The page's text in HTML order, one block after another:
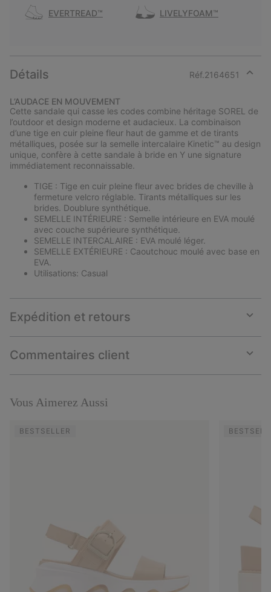
EVERTREAD™ LIVELYFOAM™
Détails Réf. 2164651
section
L’AUDACE EN MOUVEMENT
Cette sandale qui casse les codes combine héritage SOREL de
l’outdoor et design moderne et audacieux. La combinaison
d’une tige en cuir pleine fleur haut de gamme et de tirants
métalliques, posée sur la semelle intercalaire Kinetic™ au design
unique, confère à cette sandale à bride en Y une signature
immédiatement reconnaissable.
TIGE : Tige en cuir pleine fleur avec brides de cheville à
fermeture velcro réglable. Tirants métalliques sur les
brides. Doublure synthétique.
SEMELLE INTÉRIEURE : Semelle intérieure en EVA moulé
avec couche supérieure synthétique.
SEMELLE INTERCALAIRE : EVA moulé léger.
SEMELLE EXTÉRIEURE : Caoutchouc moulé avec base en
EVA.
Utilisations: Casual
Expédition et retours
or
Commentaires client
or
Vous Aimerez Aussi
BESTSELLER